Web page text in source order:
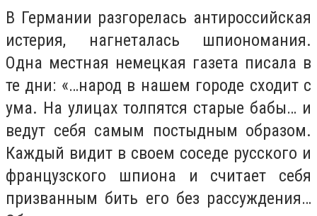
В Германии разгорелась антироссийская
истерия, нагнеталась шпиономания.
Одна местная немецкая газета писала в
те дни: «…народ в нашем городе сходит с
ума. На улицах толпятся старые бабы… и
ведут себя самым постыдным образом.
Каждый видит в своем соседе русского и
французского шпиона и считает себя
призванным бить его без рассуждения…